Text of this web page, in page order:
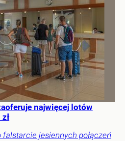
najwięcej lotów
falstarcie jesiennych połączeń